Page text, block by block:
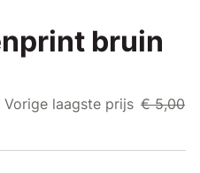
bruin
Vorige laagste prijs € 5,00